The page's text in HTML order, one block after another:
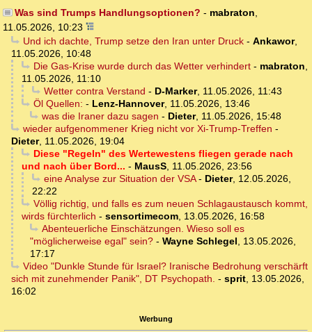
Was sind Trumps Handlungsoptionen? - mabraton,
11.05.2026, 10:23
Und ich dachte, Trump setze den Iran unter Druck- Ankawor,
11.05.2026, 10:48
Die Gas-Krise wurde durch das Wetter verhindert- mabraton,
11.05.2026, 11:10
Wetter contra Verstand - D-Marker, 11.05.2026, 11:43
Öl Quellen: - Lenz-Hannover, 11.05.2026, 13:46
was die Iraner dazu sagen - Dieter, 11.05.2026, 15:48
wieder aufgenommener Krieg nicht vor Xi-Trump-Treffen -
Dieter, 11.05.2026, 19:04
Diese "Regeln" des Wertewestens fliegen gerade nach
und nach über Bord... - MausS, 11.05.2026, 23:56
eine Analyse zur Situation der VSA- Dieter, 12.05.2026,
22:22
Völlig richtig, und falls es zum neuen Schlagaustausch kommt,
wirds fürchterlich - sensortimecom, 13.05.2026, 16:58
Abenteuerliche Einschätzungen. Wieso soll es
"möglicherweise egal" sein? - Wayne Schlegel, 13.05.2026,
17:17
Video "Dunkle Stunde für Israel? Iranische Bedrohung verschärft
sich mit zunehmender Panik", DT Psychopath. - sprit, 13.05.2026,
16:02
Werbung